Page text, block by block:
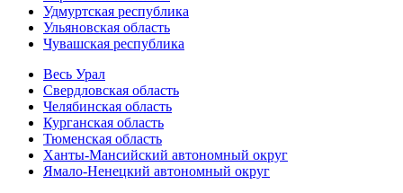
Удмуртская республика
Ульяновская область
Чувашская республика
Весь Урал
Свердловская область
Челябинская область
Курганская область
Тюменская область
Ханты-Мансийский автономный округ
Ямало-Ненецкий автономный округ